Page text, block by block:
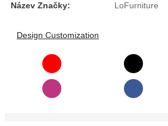
Název Značky: LoFurniture
Design Customization